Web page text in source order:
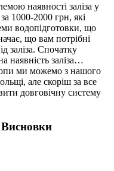
наявності заліза у
1000-2000 грн, які
водопідготовки, що
що вам потрібні
заліза. Спочатку
наявність заліза…
ми можемо з нашого
але скоріш за все
довговічну систему
Висновки